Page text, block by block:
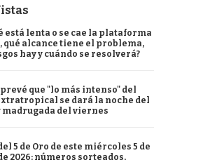
está lenta o se cae la plataforma
qué alcance tiene el problema,
hay y cuándo se resolverá?
que "lo más intenso" del
se dará la noche del
madrugada del viernes
5 de Oro de este miércoles 5 de
2026: números sorteados,